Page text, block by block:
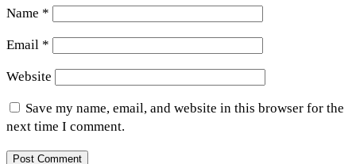
Name *
Email *
Website
Save my name, email, and website in this browser for the
next time I comment.